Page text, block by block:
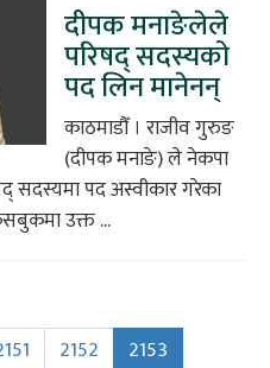
दीपक मनाङेलेले
परिषद् सदस्यको
पद लिन मानेनन्
काठमाडौँ । राजीव गुरुङ
(दीपक मनाङे) ले नेकपा
सदस्यमा पद अस्वीकार गरेका
उक्त ...
2152
2153